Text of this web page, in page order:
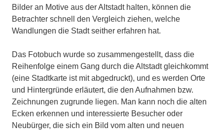
Bilder an Motive aus der Altstadt halten, können die
Betrachter schnell den Vergleich ziehen, welche
Wandlungen die Stadt seither erfahren hat.
Das Fotobuch wurde so zusammenge­stellt, dass die
Reihenfolge einem Gang durch die Altstadt gleichkommt
(eine Stadtkarte ist mit abgedruckt), und es werden Orte
und Hintergründe erläutert, die den Aufnahmen bzw.
Zeichnungen zugrunde liegen. Man kann noch die al­ten
Ecken erkennen und interessierte Besucher oder
Neubürger, die sich ein Bild vom alten und neuen